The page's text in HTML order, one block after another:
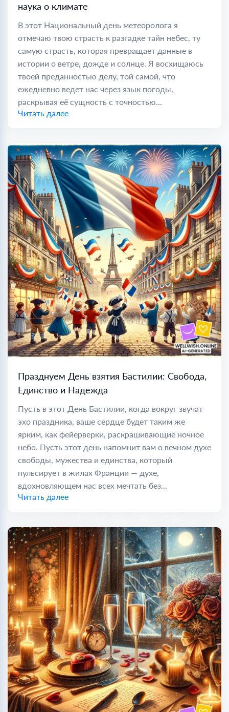
наука о климате
В этот Национальный день метеоролога я
отмечаю твою страсть к разгадке тайн небес, ту
самую страсть, которая превращает данные в
истории о ветре, дожде и солнце. Я восхищаюсь
твоей преданностью делу, той самой, что
ежедневно ведет нас через язык погоды,
раскрывая её сущность с точностью...
Читать далее
Празднуем День взятия Бастилии: Свобода,
Единство и Надежда
Пусть в этот День Бастилии, когда вокруг звучат
эхо праздника, ваше сердце будет таким же
ярким, как фейерверки, раскрашивающие ночное
небо. Пусть этот день напомнит вам о вечном духе
свободы, мужества и единства, который
пульсирует в жилах Франции — духе,
вдохновляющем нас всех мечтать без...
Читать далее